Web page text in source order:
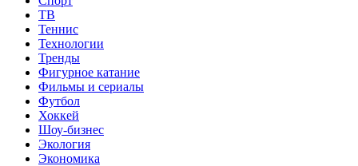
ТВ
Теннис
Технологии
Тренды
Фигурное катание
Фильмы и сериалы
Футбол
Хоккей
Шоу-бизнес
Экология
Экономика